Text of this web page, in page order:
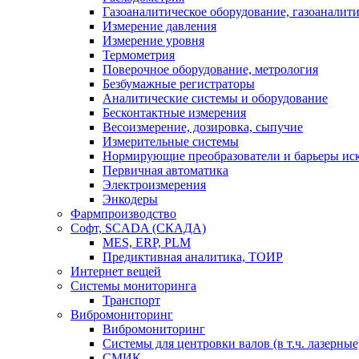
Газоаналитическое оборудование,
Измерение давления
Измерение уровня
Термометрия
Поверочное оборудование, метрология
Безбумажные регистраторы
Аналитические системы и оборудование
Бесконтактные измерения
Весоизмерение, дозировка, сыпучие
Измерительные системы
Нормирующие преобразователи и барьеры
Первичная автоматика
Электроизмерения
Энкодеры
Фармпроизводство
Софт, SCADA (СКАДА)
MES, ERP, PLM
Предиктивная аналитика, ТОИР
Интернет вещей
Системы мониторинга
Транспорт
Вибромониторинг
Вибромониторинг
Системы для центровки валов (в т.ч.